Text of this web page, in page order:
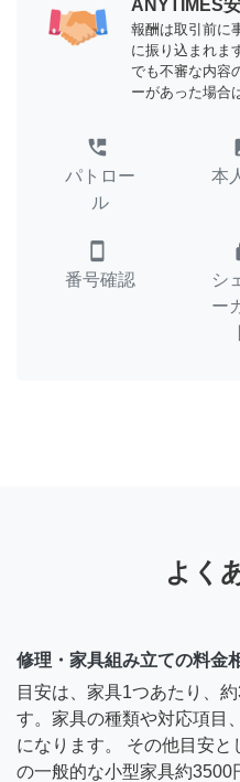
ANYTIMES
報酬は取引前に
に振り込まれま
でも不審な内容
ーがあった場合
perm_phone_msg
パトロー
ル
本
smartphone
番号確認
シ
ー
よく
修理・家具組み立ての料金
目安は、家具1つあたり、
す。家具の種類や対応項目
になります。 その他目安
の一般的な小型家具約3500